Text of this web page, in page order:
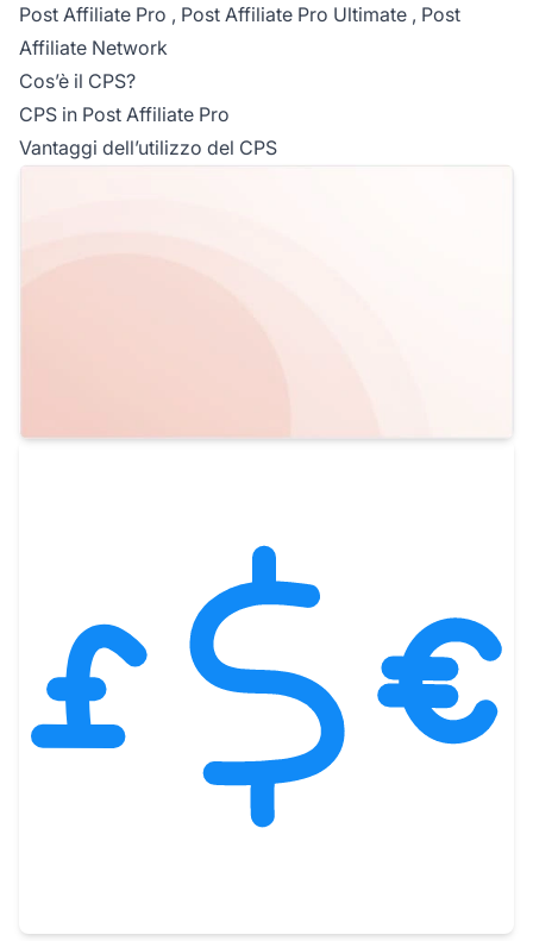
Post Affiliate Pro , Post Affiliate Pro Ultimate , Post
Affiliate Network
Cos’è il CPS?
CPS in Post Affiliate Pro
Vantaggi dell’utilizzo del CPS